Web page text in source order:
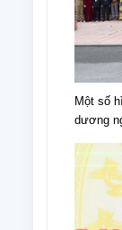
Một số
dương